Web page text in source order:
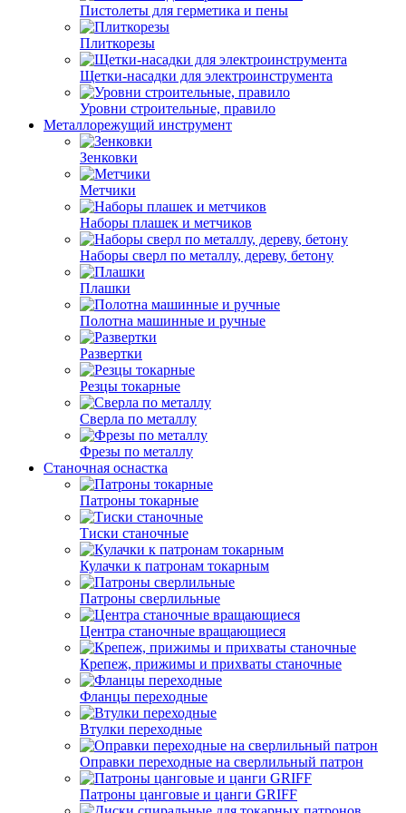
Пистолеты для герметика и пены
Плиткорезы
Щетки-насадки для электроинструмента
Уровни строительные, правило
Металлорежущий инструмент
Зенковки
Метчики
Наборы плашек и метчиков
Наборы сверл по металлу, дереву, бетону
Плашки
Полотна машинные и ручные
Развертки
Резцы токарные
Сверла по металлу
Фрезы по металлу
Станочная оснастка
Патроны токарные
Тиски станочные
Кулачки к патронам токарным
Патроны сверлильные
Центра станочные вращающиеся
Крепеж, прижимы и прихваты станочные
Фланцы переходные
Втулки переходные
Оправки переходные на сверлильный патрон
Патроны цанговые и цанги GRIFF